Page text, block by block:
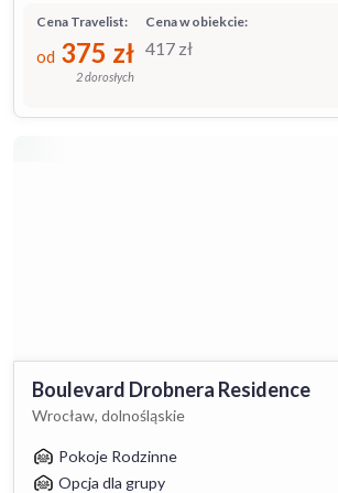
Cena w obiekcie:
417 zł
Cena Travelist:
od 375 zł
2 dorosłych
Boulevard Drobnera Residence
Wrocław, dolnośląskie
Pokoje Rodzinne
Opcja dla grupy